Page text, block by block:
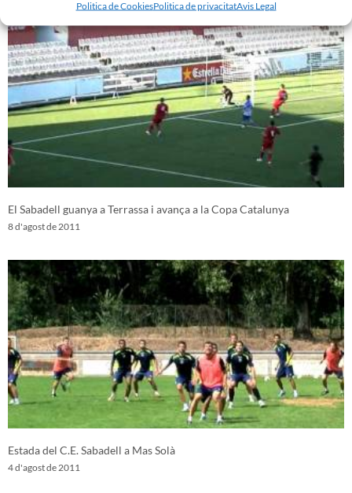
Politica de CookiesPolitica de privacitatAvis Legal
El Sabadell guanya a Terrassa i avança a la Copa Catalunya
8 d'agost de 2011
Estada del C.E. Sabadell a Mas Solà
4 d'agost de 2011